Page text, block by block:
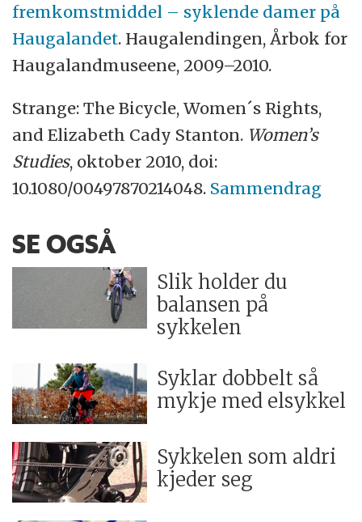
fremkomstmiddel – syklende damer på
Haugalandet. Haugalendingen, Årbok for
Haugalandmuseene, 2009–2010.
Strange: The Bicycle, Women´s Rights,
and Elizabeth Cady Stanton. Women’s
Studies, oktober 2010, doi:
10.1080/00497870214048. Sammendrag
SE OGSÅ
Slik holder du
balansen på
sykkelen
Syklar dobbelt så
mykje med elsykkel
Sykkelen som aldri
kjeder seg